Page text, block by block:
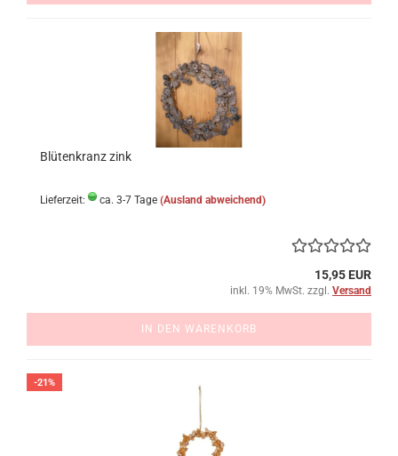
Blütenkranz zink
Lieferzeit: ca. 3-7 Tage (Ausland abweichend)
15,95 EUR
inkl. 19% MwSt. zzgl. Versand
IN DEN WARENKORB
-21%